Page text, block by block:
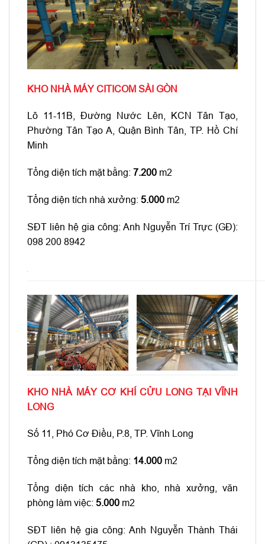
KHO NHÀ MÁY CITICOM SÀI GÒN
Lô 11-11B, Đường Nước Lên, KCN Tân Tạo,
Phường Tân Tạo A, Quận Bình Tân, TP. Hồ Chí
Minh
Tổng diện tích mặt bằng: 7.200 m2
Tổng diện tích nhà xưởng: 5.000 m2
SĐT liên hệ gia công: Anh Nguyễn Trí Trực (GĐ):
098 200 8942
KHO NHÀ MÁY CƠ KHÍ CỬU LONG TẠI VĨNH
LONG
Số 11, Phó Cơ Điều, P.8, TP. Vĩnh Long
Tổng diện tích mặt bằng: 14.000 m2
Tổng diện tích các nhà kho, nhà xưởng, văn
phòng làm việc: 5.000 m2
SĐT liên hệ gia công: Anh Nguyễn Thành Thái